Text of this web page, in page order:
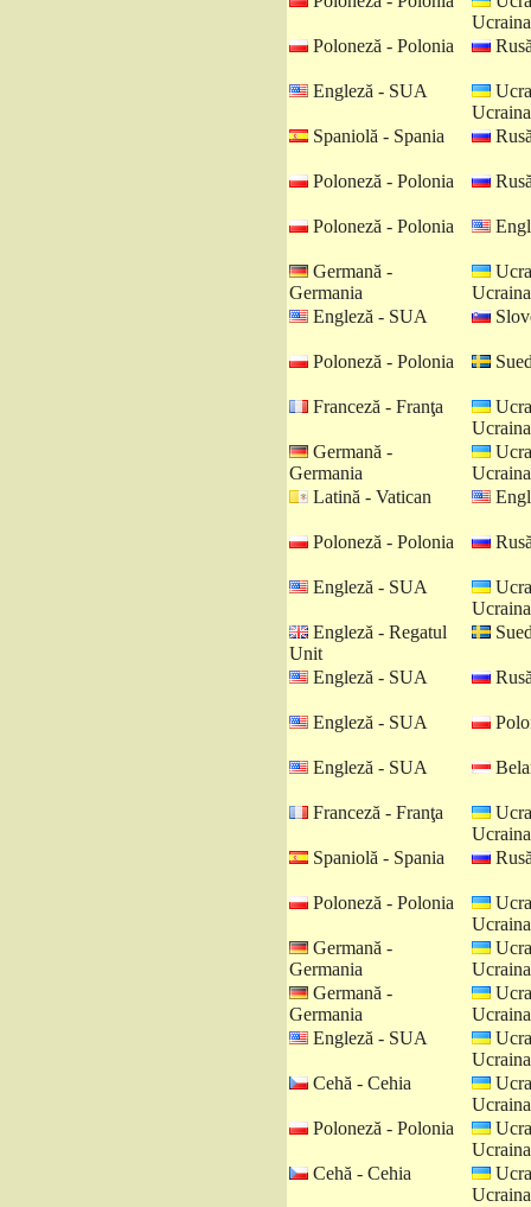
Ucraina
Poloneză - Polonia
Engleză - SUA
Ucraina
Spaniolă - Spania
Poloneză - Polonia
Poloneză - Polonia
Germană -
Germania
Ucraina
Engleză - SUA
Poloneză - Polonia
Franceză - Franţa
Ucraina
Germană -
Germania
Ucraina
Latină - Vatican
Poloneză - Polonia
Engleză - SUA
Ucraina
Engleză - Regatul
Unit
Engleză - SUA
Engleză - SUA
Engleză - SUA
Franceză - Franţa
Ucraina
Spaniolă - Spania
Poloneză - Polonia
Ucraina
Germană -
Germania
Ucraina
Germană -
Germania
Ucraina
Engleză - SUA
Ucraina
Cehă - Cehia
Ucraina
Poloneză - Polonia
Ucraina
Cehă - Cehia
Ucraina